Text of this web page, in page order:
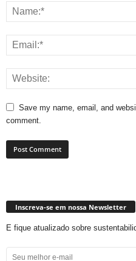
Save my name, email, and
comment.
Inscreva-se em nossa Newsletter
E fique atualizado sobre